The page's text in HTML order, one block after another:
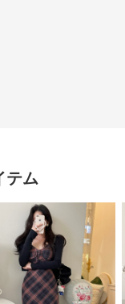
テム